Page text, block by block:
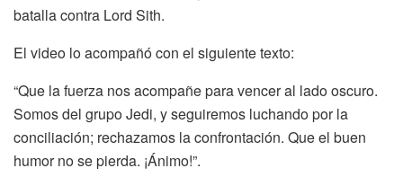
batalla contra Lord Sith.
El video lo acompañó con el siguiente texto:
“Que la fuerza nos acompañe para vencer al lado oscuro.
Somos del grupo Jedi, y seguiremos luchando por la
conciliación; rechazamos la confrontación. Que el buen
humor no se pierda. ¡Ánimo!”.